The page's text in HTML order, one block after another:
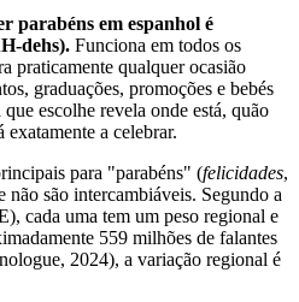
parabéns em espanhol é
dehs). Funciona em todos os
praticamente qualquer ocasião
graduações, promoções e bebés
escolhe revela onde está, quão
exatamente a celebrar.
para "parabéns" (felicidades,
não são intercambiáveis. Segundo a
cada uma tem um peso regional e
559 milhões de falantes
2024), a variação regional é